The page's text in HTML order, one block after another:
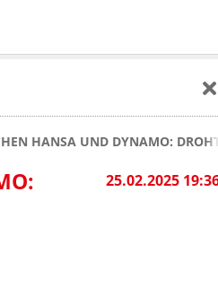
HANSA UND DYNAMO:
25.02.2025